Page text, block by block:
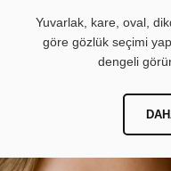
Yuvarlak, kare, oval,
göre gözlük seçimi
dengeli